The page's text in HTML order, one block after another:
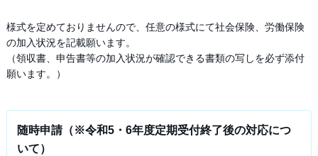
様式を定めておりませんので、任意の様式にて社会保険、労働保険
の加入状況を記載願います。
（領収書、申告書等の加入状況が確認できる書類の写しを必ず添付
願います。）
随時申請（※令和5・6年度定期受付終了後の対応につ
いて）